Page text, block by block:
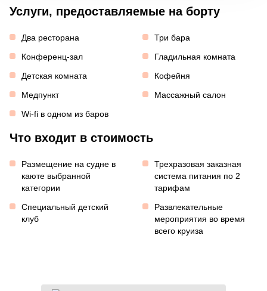
Услуги, предоставляемые на борту
Два ресторана
Три бара
Конференц-зал
Гладильная комната
Детская комната
Кофейня
Медпункт
Массажный салон
Wi-fi в одном из баров
Что входит в стоимость
Размещение на судне в
каюте выбранной
категории
Трехразовая заказная
система питания по 2
тарифам
Специальный детский
клуб
Развлекательные
мероприятия во время
всего круиза